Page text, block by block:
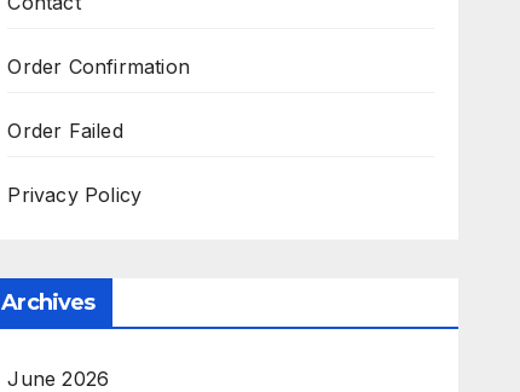
Order Confirmation
Order Failed
Privacy Policy
Archives
June 2026